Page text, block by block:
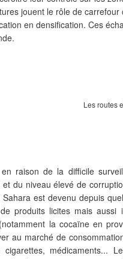
jouent le rôle de
en densification. Ces
Les routes
raison de la difficile
et du niveau élevé de
est devenu depuis
produits licites mais aussi
la cocaïne en
au marché de
cigarettes, médicaments...